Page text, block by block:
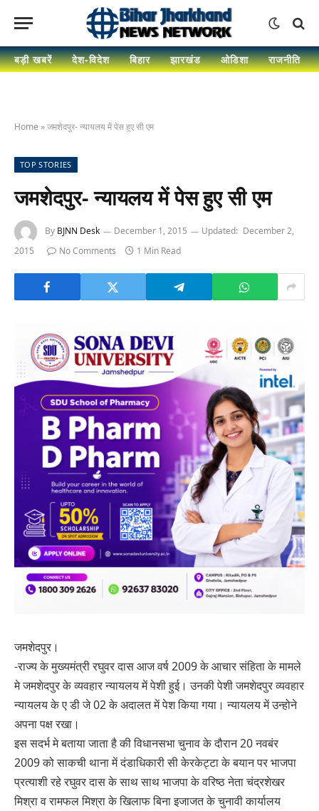
बड़ी खबरें देश-विदेश बिहार झारखंड ओडिशा राजनीति
Home »जमशेदपुर- न्यायलय में पेस हुए सी एम
TOP STORIES
जमशेदपुर- न्यायलय में पेस हुए सी एम
By BJNN Desk December 1, 2015 Updated: December 2,
2015
No Comments 1 Min Read
जमशेदपुर।
-राज्य के मुख्यमंत्री रघुवर दास आज वर्ष 2009 के आचार संहिता के मामले
मे जमशेदपुर के व्यवहार न्यायलय में पेशी हुई। उनकी पेशी जमशेदपुर व्यवहार
न्यायलय के ए डी जे 02 के अदालत में पेश किया गया। न्यायलय में उन्होने
अपना पक्ष रखा।
इस सदर्भ मे बताया जाता है की विधानसभा चुनाव के दौरान 20 नवबंर
2009 को साकची थाना में दंडाधिकारी सी केरकेट्टा के बयान पर भाजपा
प्रत्याशी रहे रघुवर दास के साथ साथ भाजपा के वरिष्ठ नेता चंद्रशेखर
मिश्रा व रामफल मिश्रा के खिलाफ बिना इजाजत के चुनावी कार्यालय